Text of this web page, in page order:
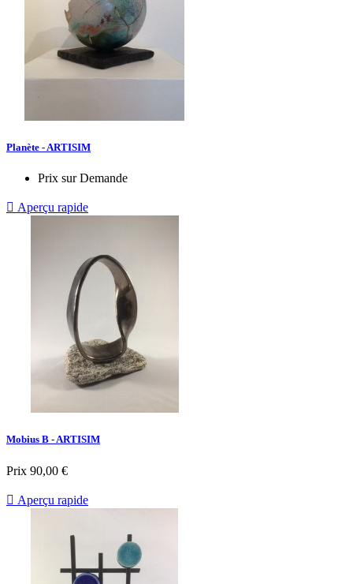
Planète - ARTISIM
Prix sur Demande
 Aperçu rapide
Mobius B - ARTISIM
Prix 90,00 €
 Aperçu rapide